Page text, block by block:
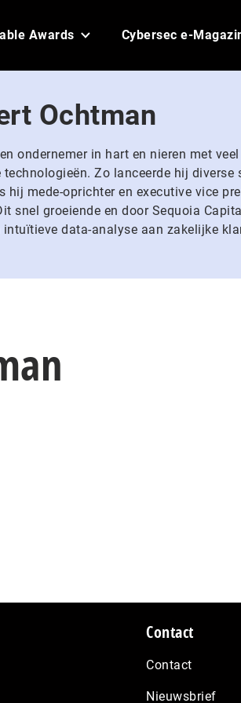
Awards Cybersec e-
Ochtman
ondernemer in hart en nieren met
technologieën. Zo lanceerde hij
hij mede-oprichter en executive vice
snel groeiende en door Sequoia
intuïtieve data-analyse aan zakelijke
Contact
Contact
Nieuwsbrief